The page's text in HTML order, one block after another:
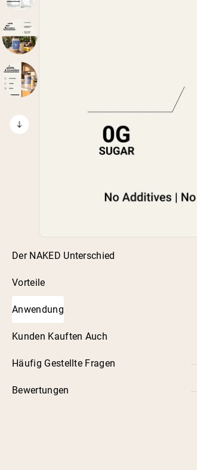
Der NAKED Unterschied
Vorteile
Anwendung
Kunden Kauften Auch
Häufig Gestellte Fragen
Bewertungen